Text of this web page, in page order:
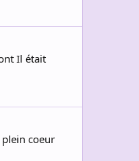
Il était
coeur